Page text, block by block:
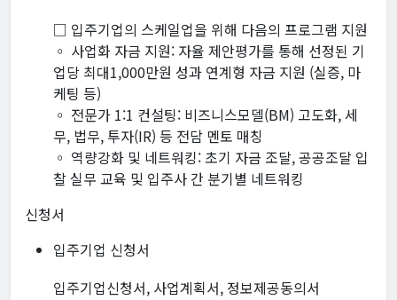
□ 입주기업의 스케일업을 위해 다음의 프로그램 지원
◦ 사업화 자금 지원: 자율 제안평가를 통해 선정된 기
업당 최대1,000만원 성과 연계형 자금 지원 (실증, 마
케팅 등)
◦ 전문가 1:1 컨설팅: 비즈니스모델(BM) 고도화, 세
무, 법무, 투자(IR) 등 전담 멘토 매칭
◦ 역량강화 및 네트워킹: 초기 자금 조달, 공공조달 입
찰 실무 교육 및 입주사 간 분기별 네트워킹
신청서
입주기업 신청서
입주기업신청서, 사업계획서, 정보제공동의서